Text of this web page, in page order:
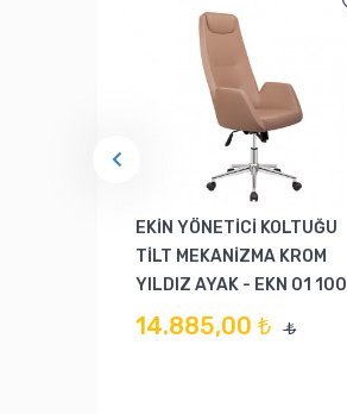
EKİN YÖNETİCİ KOLTUĞU
TİLT MEKANİZMA KROM
YILDIZ AYAK - EKN 01 100
14.885,00 ₺ ₺